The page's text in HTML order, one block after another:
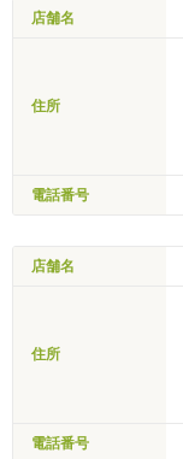
店舗名
住所
電話番号
店舗名
住所
電話番号